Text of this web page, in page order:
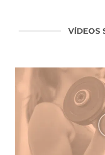
VÍDEOS